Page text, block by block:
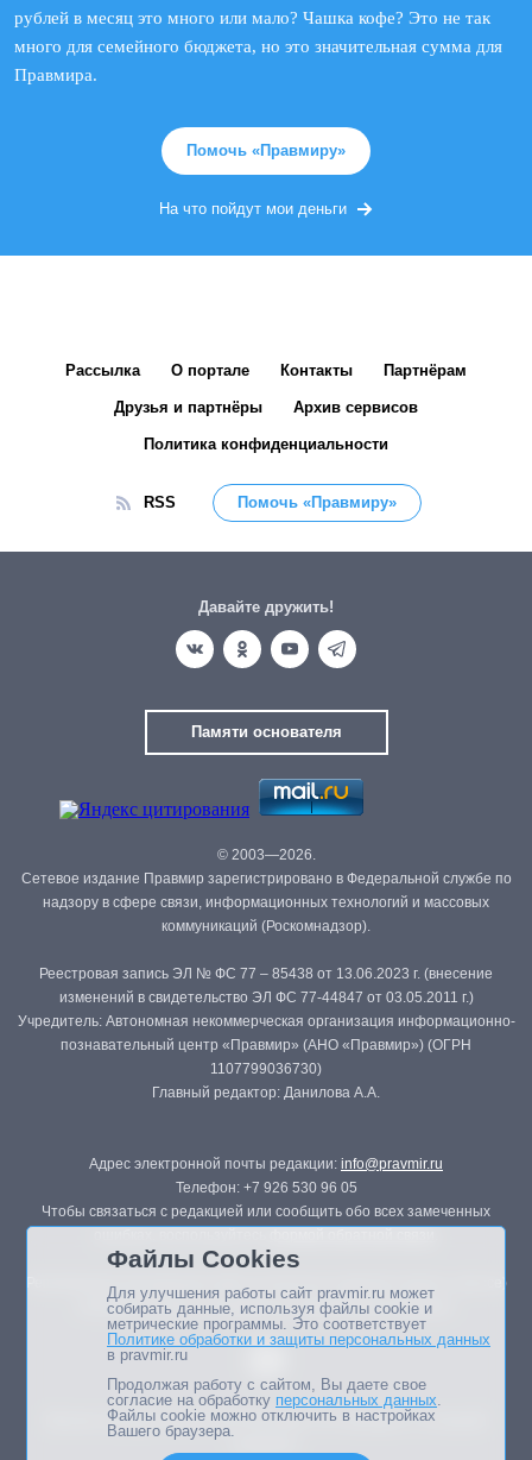
рублей в месяц это много или мало? Чашка кофе? Это не так
много для семейного бюджета, но это значительная сумма для
Правмира.
Помочь «Правмиру»
На что пойдут мои деньги
Рассылка О портале Контакты Партнёрам
Друзья и партнёры Архив сервисов
Политика конфиденциальности
RSS Помочь «Правмиру»
Давайте дружить!
Памяти основателя
© 2003—2026.
Сетевое издание Правмир зарегистрировано в Федеральной службе по
надзору в сфере связи, информационных технологий и массовых
коммуникаций (Роскомнадзор).
Реестровая запись ЭЛ № ФС 77 – 85438 от 13.06.2023 г. (внесение
изменений в свидетельство ЭЛ ФС 77-44847 от 03.05.2011 г.)
Учредитель: Автономная некоммерческая организация информационно-
познавательный центр «Правмир» (АНО «Правмир») (ОГРН
1107799036730)
Главный редактор: Данилова А.А.
Адрес электронной почты редакции: info@pravmir.ru
Телефон: +7 926 530 96 05
Чтобы связаться с редакцией или сообщить обо всех замеченных
Републикация материалов сайта в печатных изданиях (книгах, прессе)
возможна только с письменного разрешения редакции.
Мнение авторов статей портала может не совпадать с позицией
Файлы Cookies
Для улучшения работы сайт pravmir.ru может
собирать данные, используя файлы cookie и
метрические программы. Это соответствует
Политике обработки и защиты персональных данных
в pravmir.ru
Продолжая работу с сайтом, Вы даете свое
согласие на обработку персональных данных.
Файлы cookie можно отключить в настройках
Вашего браузера.